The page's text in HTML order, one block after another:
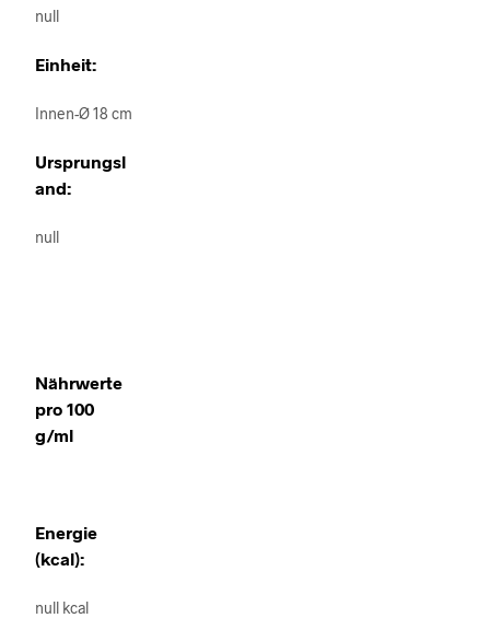
null
Einheit:
Innen-Ø 18 cm
Ursprungsl
and:
null
Nährwerte
pro 100
g/ml
Energie
(kcal):
null kcal